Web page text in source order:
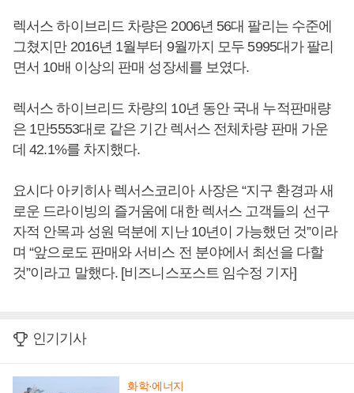
렉서스 하이브리드 차량은 2006년 56대 팔리는 수준에
그쳤지만 2016년 1월부터 9월까지 모두 5995대가 팔리
면서 10배 이상의 판매 성장세를 보였다.
렉서스 하이브리드 차량의 10년 동안 국내 누적판매량
은 1만5553대로 같은 기간 렉서스 전체차량 판매 가운
데 42.1%를 차지했다.
요시다 아키히사 렉서스코리아 사장은 “지구 환경과 새
로운 드라이빙의 즐거움에 대한 렉서스 고객들의 선구
자적 안목과 성원 덕분에 지난 10년이 가능했던 것”이라
며 “앞으로도 판매와 서비스 전 분야에서 최선을 다할
것”이라고 말했다. [비즈니스포스트 임수정 기자]
인기기사
화학·에너지